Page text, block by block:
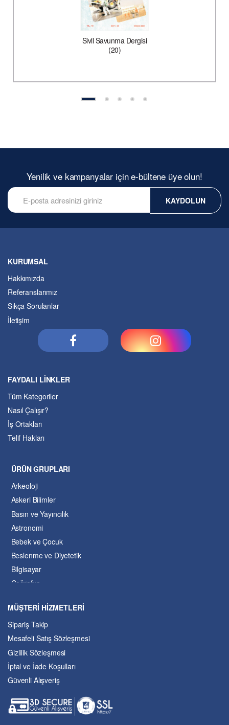
Sivil Savunma Dergisi
(20)
Yenilik ve kampanyalar için e-bültene üye olun!
KAYDOLUN
KURUMSAL
Hakkımızda
Referanslarımız
Sıkça Sorulanlar
İletişim
FAYDALI LİNKLER
Tüm Kategoriler
Nasıl Çalışır?
İş Ortakları
Telif Hakları
ÜRÜN GRUPLARI
Arkeoloji
Askeri Bilimler
Basın ve Yayıncılık
Astronomi
Bebek ve Çocuk
Beslenme ve Diyetetik
Bilgisayar
Coğrafya
Dil ve Edebiyat
Eğitim
Ekonomi ve Finans
Enerji
Felsefe
Fen Bilimleri
Güzel Sanatlar
MÜŞTERİ HİZMETLERİ
Sipariş Takip
Mesafeli Satış Sözleşmesi
Gizlilik Sözleşmesi
İptal ve İade Koşulları
Güvenli Alışveriş